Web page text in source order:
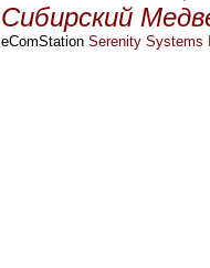
Сибирский
eComStation Serenity Systems